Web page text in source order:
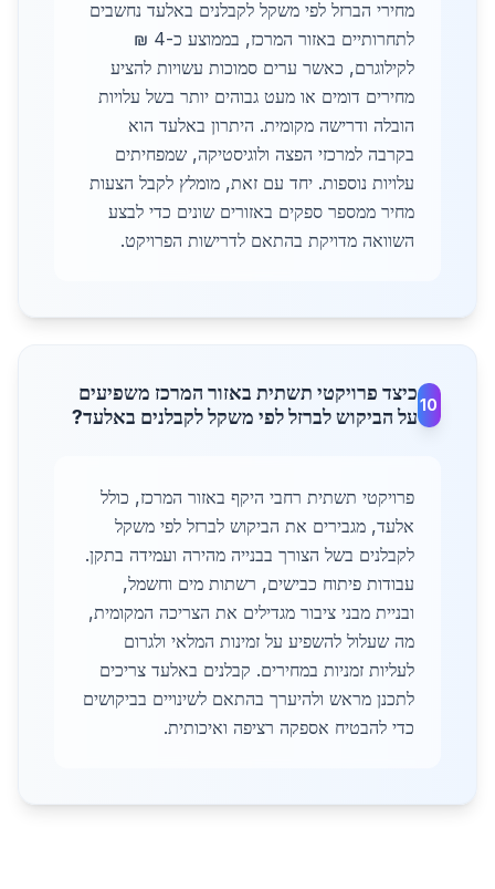
מחירי הברזל לפי משקל לקבלנים באלעד נחשבים
לתחרותיים באזור המרכז, בממוצע כ-4 ₪
לקילוגרם, כאשר ערים סמוכות עשויות להציע
מחירים דומים או מעט גבוהים יותר בשל עלויות
הובלה ודרישה מקומית. היתרון באלעד הוא
בקרבה למרכזי הפצה ולוגיסטיקה, שמפחיתים
עלויות נוספות. יחד עם זאת, מומלץ לקבל הצעות
מחיר ממספר ספקים באזורים שונים כדי לבצע
השוואה מדויקת בהתאם לדרישות הפרויקט.
10
כיצד פרויקטי תשתית באזור המרכז משפיעים
על הביקוש לברזל לפי משקל לקבלנים באלעד?
פרויקטי תשתית רחבי היקף באזור המרכז, כולל
אלעד, מגבירים את הביקוש לברזל לפי משקל
לקבלנים בשל הצורך בבנייה מהירה ועמידה בתקן.
עבודות פיתוח כבישים, רשתות מים וחשמל,
ובניית מבני ציבור מגדילים את הצריכה המקומית,
מה שעלול להשפיע על זמינות המלאי ולגרום
לעליות זמניות במחירים. קבלנים באלעד צריכים
לתכנן מראש ולהיערך בהתאם לשינויים בביקושים
כדי להבטיח אספקה רציפה ואיכותית.